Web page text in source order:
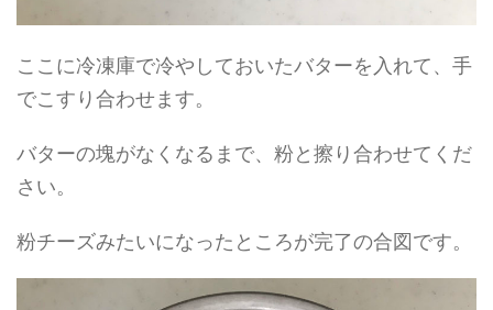
ここに冷凍庫で冷やしておいたバターを入れて、手
でこすり合わせます。
バターの塊がなくなるまで、粉と擦り合わせてくだ
さい。
粉チーズみたいになったところが完了の合図です。